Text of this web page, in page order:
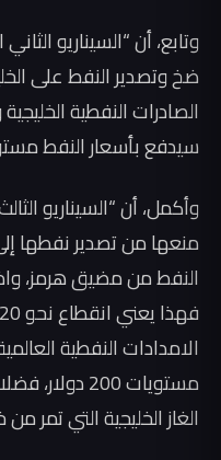
وتابع، أن “السيناريو
ضخ وتصدير النفط على
الصادرات النفطية
سيدفع بأسعار النفط مستويات ما فوق
وأكمل، أن “السيناريو
منعها من تصدير نفطها
النفط من مضيق هرمز،
الامدادات النفطية
مستويات 200
الغاز الخليجية التي تمر